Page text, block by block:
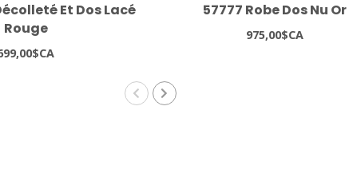
Et Dos Lacé
Rouge
57777 Robe Dos Nu Or
975,00$CA